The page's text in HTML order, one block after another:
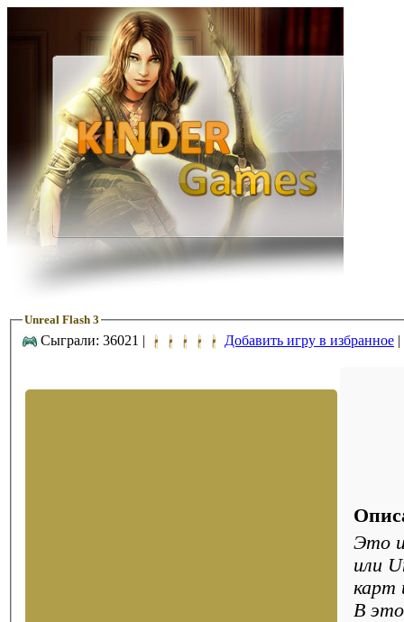
Unreal Flash 3
Сыграли: 36021 | Добавить игру в избранное |
Это
или
карт
В